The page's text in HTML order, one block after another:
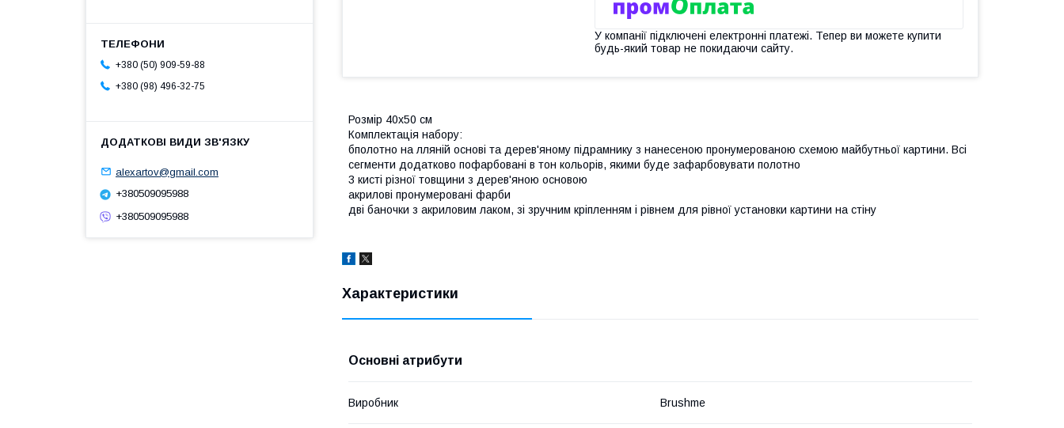
У компанії підключені електронні платежі. Тепер ви можете купити
будь-який товар не покидаючи сайту.
Розмір 40x50 см
Комплектація набору:
бполотно на лляній основі та дерев'яному підрамнику з нанесеною пронумерованою схемою майбутньої картини. Всі
сегменти додатково пофарбовані в тон кольорів, якими буде зафарбовувати полотно
3 кисті різної товщини з дерев'яною основою
акрилові пронумеровані фарби
дві баночки з акриловим лаком, зі зручним кріпленням і рівнем для рівної установки картини на стіну
Характеристики
Основні атрибути
Виробник Brushme
+380 (50) 909-59-88
+380 (98) 496-32-75
alexartov@gmail.com
+380509095988
+380509095988